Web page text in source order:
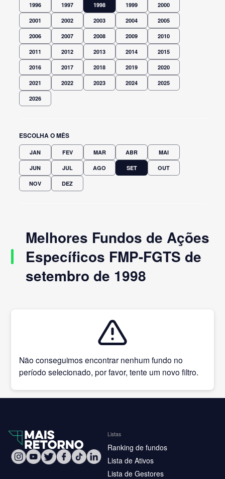
1996 1997 1998 1999 2000
2001 2002 2003 2004 2005
2006 2007 2008 2009 2010
2011 2012 2013 2014 2015
2016 2017 2018 2019 2020
2021 2022 2023 2024 2025
2026
ESCOLHA O MÊS
JAN FEV MAR ABR MAI
JUN JUL AGO SET OUT
NOV DEZ
Melhores Fundos de Ações
Específicos FMP-FGTS de
setembro de 1998
Não conseguimos encontrar nenhum fundo no
período selecionado, por favor, tente um novo filtro.
Listas
Ranking de fundos
Lista de Ativos
Lista de Gestores